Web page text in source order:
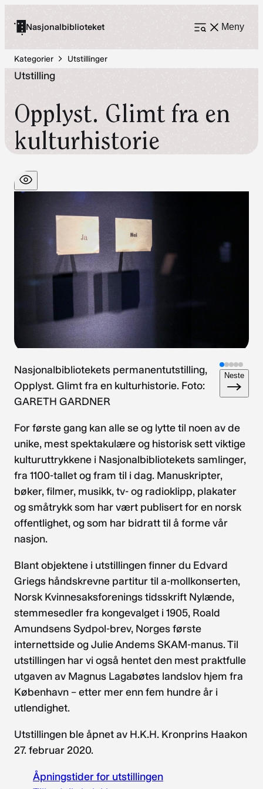
Nasjonalbiblioteket Meny
Åpne
Kategorier
Utstillinger
Utstilling
Opplyst. Glimt fra en
kulturhistorie
Nasjonalbibliotekets permanentutstilling,
Opplyst. Glimt fra en kulturhistorie. Foto:
GARETH GARDNER
Neste
For første gang kan alle se og lytte til noen av de
unike, mest spektakulære og historisk sett viktige
kulturuttrykkene i Nasjonalbibliotekets samlinger,
fra 1100-tallet og fram til i dag. Manuskripter,
bøker, filmer, musikk, tv- og radioklipp, plakater
og småtrykk som har vært publisert for en norsk
offentlighet, og som har bidratt til å forme vår
nasjon.
Blant objektene i utstillingen finner du Edvard
Griegs håndskrevne partitur til a-mollkonserten,
Norsk Kvinnesaksforenings tidsskrift Nylænde,
stemmesedler fra kongevalget i 1905, Roald
Amundsens Sydpol-brev, Norges første
internettside og Julie Andems SKAM-manus. Til
utstillingen har vi også hentet den mest praktfulle
utgaven av Magnus Lagabøtes landslov hjem fra
København – etter mer enn fem hundre år i
utlendighet.
Utstillingen ble åpnet av H.K.H. Kronprins Haakon
27. februar 2020.
Åpningstider for utstillingen